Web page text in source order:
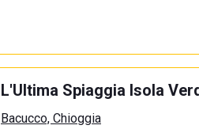
L'Ultima Spiaggia Isola
Bacucco, Chioggia